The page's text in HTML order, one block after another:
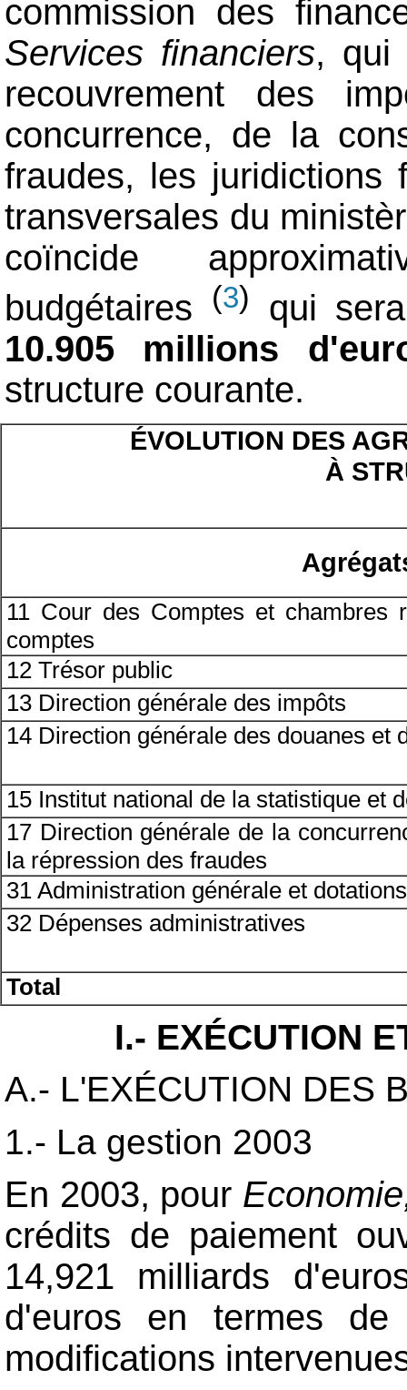
commission des
Services financiers, qui
recouvrement des
concurrence, de la
fraudes, les juridictions
transversales du
coïncide
budgétaires
(3)
qui
10.905 millions
structure courante.
ÉVOLUTION DES
À
11 Cour des Comptes et chambres
comptes
12 Trésor public
13 Direction générale des impôts
14 Direction générale des douanes et
15 Institut national de la statistique et
17 Direction générale de la
la répression des fraudes
31 Administration générale et
32 Dépenses administratives
Total
I.- EXÉCUTION
A.- L'EXÉCUTION DES
1.- La gestion 2003
En 2003, pour
crédits de paiement
14,921 milliards
d'euros en termes
modifications